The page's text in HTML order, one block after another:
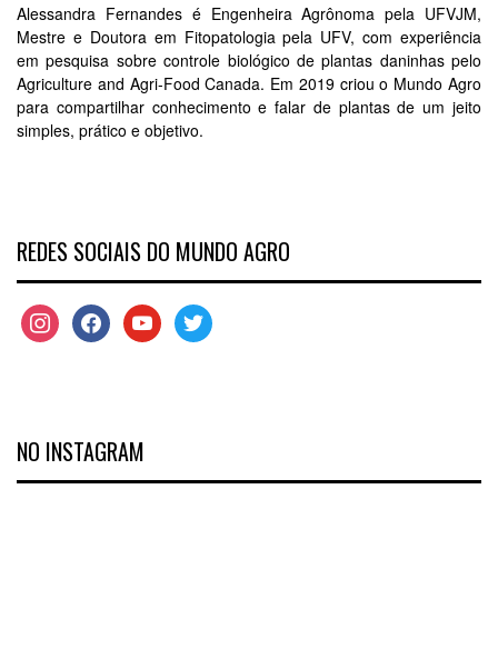
Alessandra Fernandes é Engenheira Agrônoma pela UFVJM,
Mestre e Doutora em Fitopatologia pela UFV, com experiência
em pesquisa sobre controle biológico de plantas daninhas pelo
Agriculture and Agri-Food Canada. Em 2019 criou o Mundo Agro
para compartilhar conhecimento e falar de plantas de um jeito
simples, prático e objetivo.
REDES SOCIAIS DO MUNDO AGRO
NO INSTAGRAM